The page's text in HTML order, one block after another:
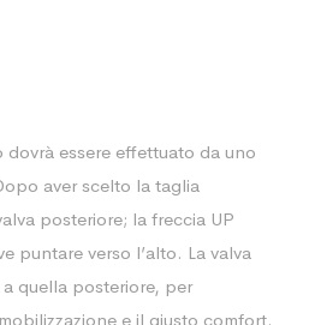
essere effettuato da uno
aver scelto la taglia
posteriore; la freccia UP
puntare verso l’alto. La valva
quella posteriore, per
e il giusto comfort.